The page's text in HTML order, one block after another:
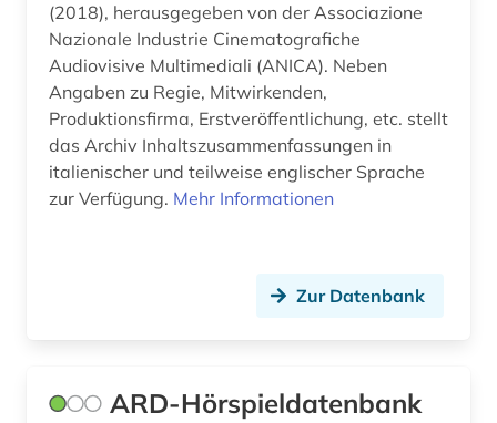
iran (1)
irland (1)
isbn (1)
islam (1)
italien (3)
japan (2)
(2018), herausgegeben von der Associazione
Nazionale Industrie Cinematografiche
Audiovisive Multimediali (ANICA). Neben
Angaben zu Regie, Mitwirkenden,
Produktionsfirma, Erstveröffentlichung, etc. stellt
das Archiv Inhaltszusammenfassungen in
italienischer und teilweise englischer Sprache
zur Verfügung. Mehr Informationen
Zur Datenbank
ARD-Hörspieldatenbank